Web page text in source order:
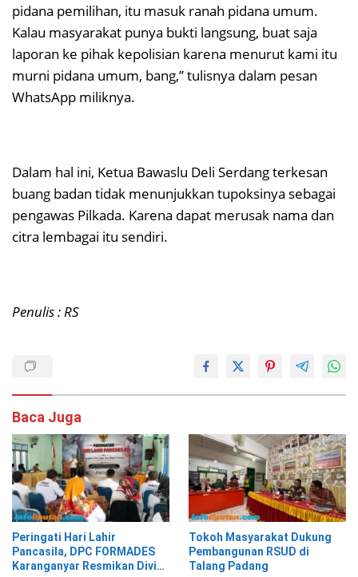
pidana pemilihan, itu masuk ranah pidana umum.
Kalau masyarakat punya bukti langsung, buat saja
laporan ke pihak kepolisian karena menurut kami itu
murni pidana umum, bang,” tulisnya dalam pesan
WhatsApp miliknya.
Dalam hal ini, Ketua Bawaslu Deli Serdang terkesan
buang badan tidak menunjukkan tupoksinya sebagai
pengawas Pilkada. Karena dapat merusak nama dan
citra lembagai itu sendiri.
Penulis : RS
Baca Juga
Peringati Hari Lahir
Pancasila, DPC FORMADES
Karanganyar Resmikan Divisi
Tokoh Masyarakat Dukung
Pembangunan RSUD di
Talang Padang